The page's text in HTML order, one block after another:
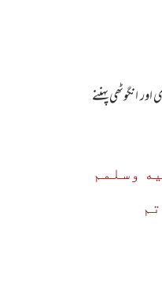
انگوٹھی پہننے
وسلمم